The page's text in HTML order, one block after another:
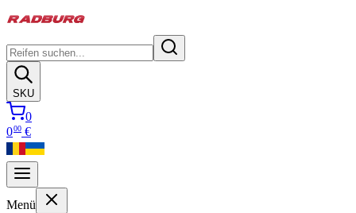
SKU
0
000 €
Menü